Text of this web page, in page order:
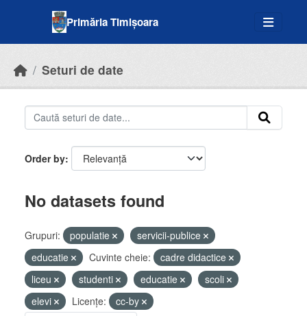
Primăria Timișoara
Seturi de date
Order by
No datasets found
Grupuri: populatie
servicii-publice
educatie
Cuvinte cheie:
cadre didactice
liceu
studenti educatie
scoli
elevi
Licenţe:
cc-by